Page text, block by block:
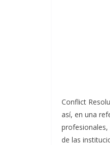
Conflict
así, en una
de las